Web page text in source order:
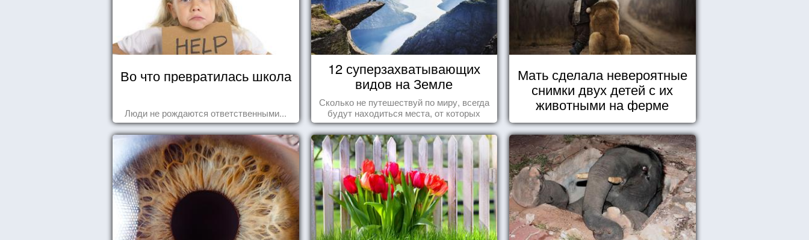
Во что превратилась школа
Люди не рождаются ответственными...
12 суперзахватывающих
видов на Земле
Сколько не путешествуй по миру, всегда
будут находиться места, от которых
перехватывает дух и кружится голова...
Мать сделала невероятные
снимки двух детей с их
животными на ферме